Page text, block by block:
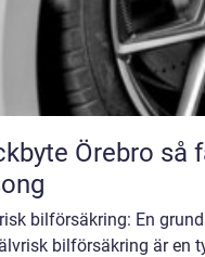
så får du säkra hjul inför varje
bilförsäkring: En
bilförsäkring är en